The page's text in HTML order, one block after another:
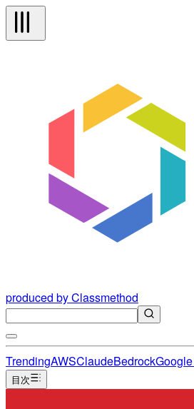
produced by Classmethod
TrendingAWSClaudeBedrock
目次